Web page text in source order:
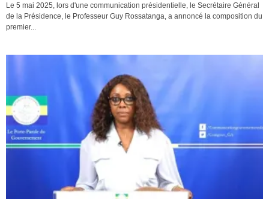
Le 5 mai 2025, lors d'une communication présidentielle, le Secrétaire Général
de la Présidence, le Professeur Guy Rossatanga, a annoncé la composition du
premier...